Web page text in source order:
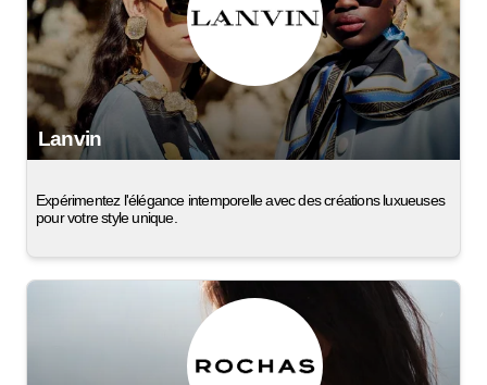
Lanvin
Expérimentez l'élégance intemporelle avec des créations luxueuses
pour votre style unique.